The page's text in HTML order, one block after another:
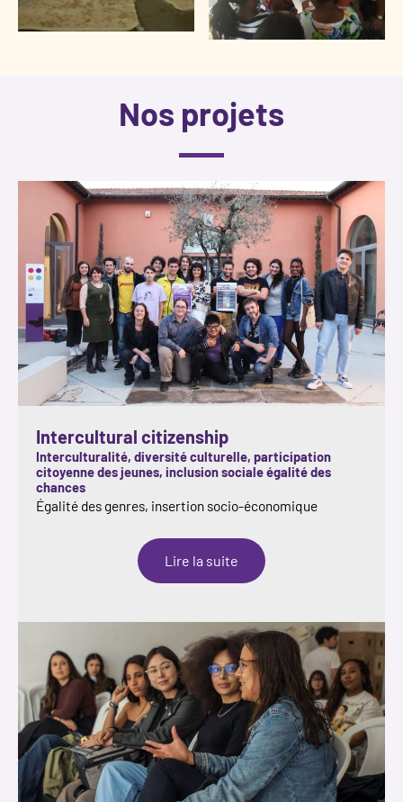
Nos projets
Intercultural citizenship
Interculturalité, diversité culturelle, participation
citoyenne des jeunes, inclusion sociale égalité des
chances
Égalité des genres, insertion socio-économique
Lire la suite
Intercultural
citizenship